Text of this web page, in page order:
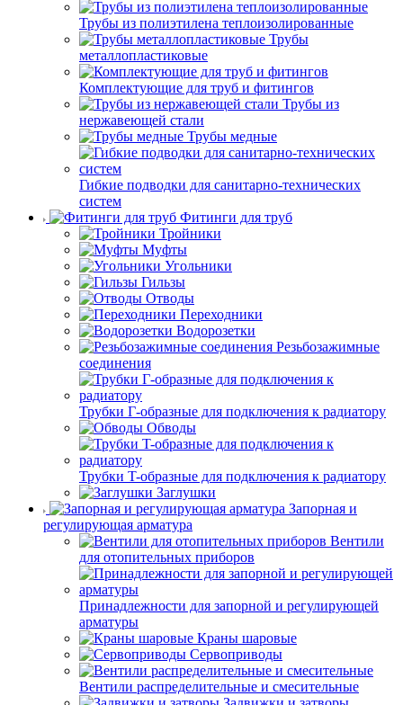
Трубы из полиэтилена теплоизолированные
Трубы
металлопластиковые
Комплектующие для труб и фитингов
Трубы из
нержавеющей стали
Трубы медные
Гибкие подводки для санитарно-технических
систем
Фитинги для труб
Тройники
Муфты
Угольники
Гильзы
Отводы
Переходники
Водорозетки
Резьбозажимные
соединения
Трубки Г-образные для подключения к радиатору
Обводы
Трубки T-образные для подключения к радиатору
Заглушки
Запорная и
регулирующая арматура
Вентили
для отопительных приборов
Принадлежности для запорной и регулирующей
арматуры
Краны шаровые
Сервоприводы
Вентили распределительные и смесительные